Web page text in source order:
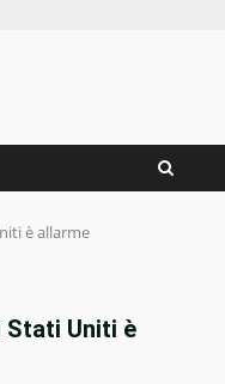
è allarme
Stati Uniti è